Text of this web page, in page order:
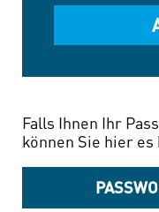
Falls Ihnen Ihr
können Sie hier